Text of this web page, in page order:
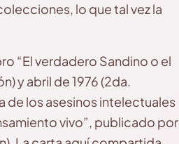
lo que tal vez la
“El verdadero Sandino o el
y abril de 1976 (2da.
de los asesinos intelectuales
vivo”, publicado por